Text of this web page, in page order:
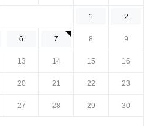
1 2
6 7 8 9
13 14 15 16
20 21 22 23
27 28 29 30